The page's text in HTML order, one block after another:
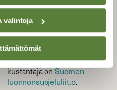
valintoja
SUOMEN LUONNON­
SUOJELU­LIITTO
Suomen Luonto -lehden
kustantaja onSuomen
luonnonsuojelu­liitto.